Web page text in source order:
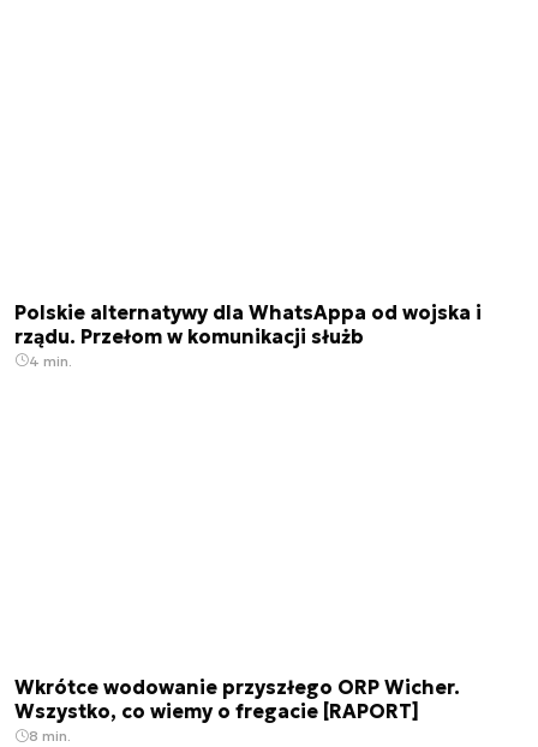
Polskie alternatywy dla WhatsAppa od wojska i
rządu. Przełom w komunikacji służb
4 min.
Wkrótce wodowanie przyszłego ORP Wicher.
Wszystko, co wiemy o fregacie [RAPORT]
8 min.